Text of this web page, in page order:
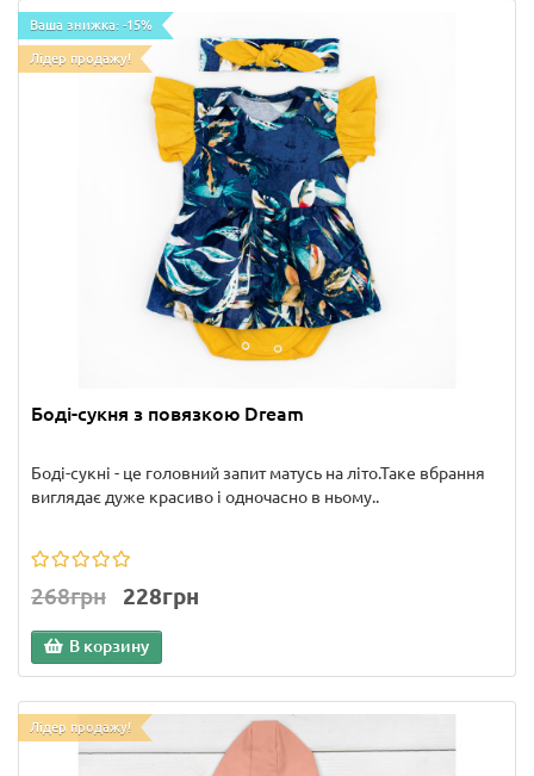
Ваша знижка: -15%
Лідер продажу!
Боді-сукня з повязкою Dream
Боді-сукні - це головний запит матусь на літо.Таке вбрання
виглядає дуже красиво і одночасно в ньому..
268грн 228грн
В корзину
Лідер продажу!